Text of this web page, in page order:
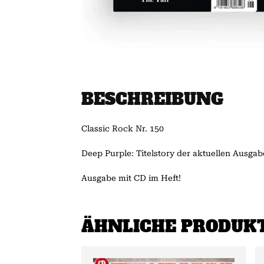
BESCHREIBUNG
Classic Rock Nr. 150
Deep Purple: Titelstory der aktuellen
Ausgabe mit CD im Heft!
ÄHNLICHE